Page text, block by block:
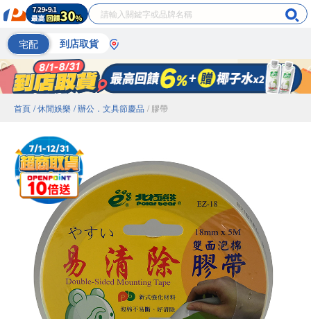
宅配 到店取貨
首頁 / 休閒娛樂 / 辦公．文具節慶品 / 膠帶